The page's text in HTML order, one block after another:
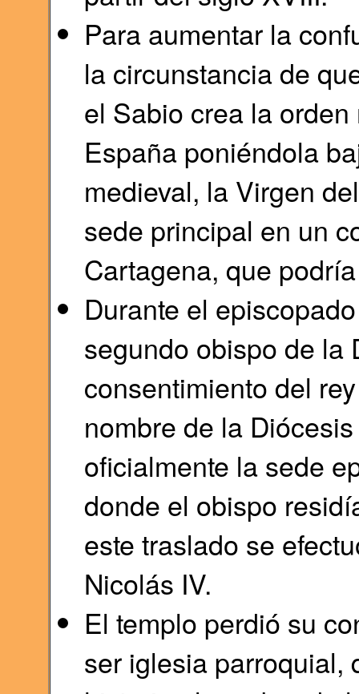
Para aumentar la
la circunstancia de
el Sabio crea la
España poniéndola
medieval, la Virgen
sede principal en un
Cartagena, que
Durante el
segundo obispo de la
consentimiento del
nombre de la
oficialmente la sede
donde el obispo
este traslado se
Nicolás IV.
El templo perdió su
ser iglesia parroquial,